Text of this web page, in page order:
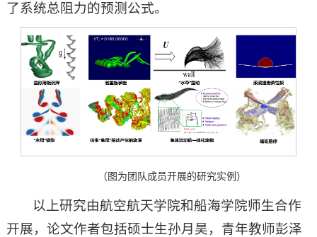
了系统总阻力的预测公式。
（图为团队成员开展的研究实例）
以上研究由航空航天学院和船海学院师生合作
开展，论文作者包括硕士生孙月昊，青年教师彭泽